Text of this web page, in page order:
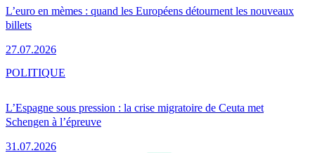
L’euro en mèmes : quand les Européens détournent les nouveaux
billets
27.07.2026
L’Espagne sous pression : la crise migratoire de Ceuta met
Schengen à l’épreuve
31.07.2026
POLITIQUE